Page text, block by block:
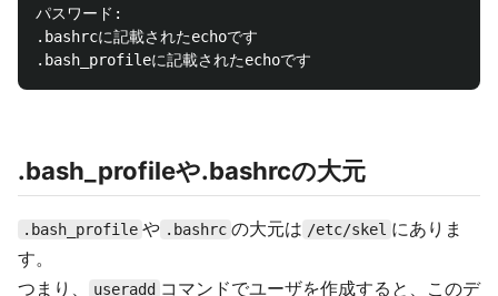
パスワード:
.bashrcに記載されたechoです
.bash_profileや.bashrcの大元
.bash_profile や .bashrc の大元は /etc/skel にありま
す。
つまり、
useradd コマンドでユーザを作成すると、このデ